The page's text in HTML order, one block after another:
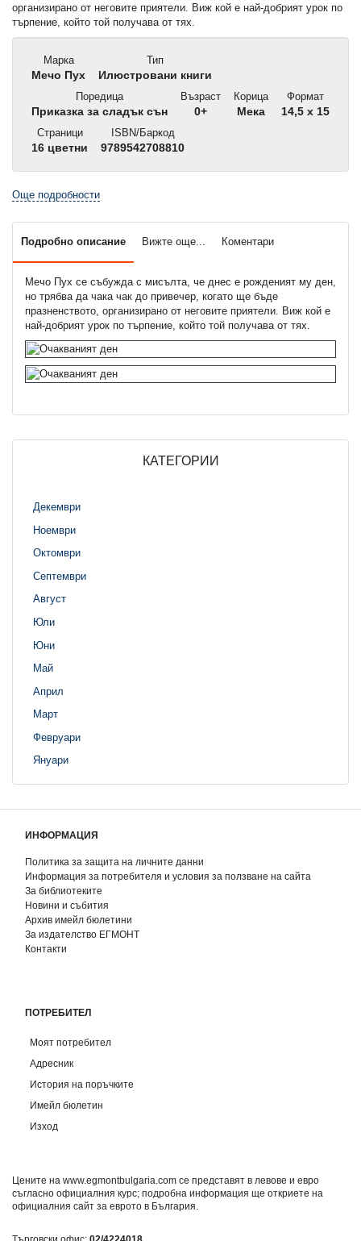
организирано от неговите приятели. Виж кой е най-добрият урок по
търпение, който той получава от тях.
Марка
Мечо Пух
Тип
Илюстровани книги
Поредица
Приказка за сладък сън
Възраст
0+
Корица
Мека
Формат
14,5 x 15
Страници
16 цветни
ISBN/Баркод
9789542708810
Още подробности
Подробно описание Вижте още... Коментари
Мечо Пух се събужда с мисълта, че днес е рожденият му ден,
но трябва да чака чак до привечер, когато ще бъде
празненството, организирано от неговите приятели. Виж кой е
най-добрият урок по търпение, който той получава от тях.
КАТЕГОРИИ
Декември
Ноември
Октомври
Септември
Август
Юли
Юни
Май
Април
Март
Февруари
Януари
ИНФОРМАЦИЯ
Политика за защита на личните данни
Информация за потребителя и условия за ползване на сайта
За библиотеките
Новини и събития
Архив имейл бюлетини
За издателство ЕГМОНТ
Контакти
ПОТРЕБИТЕЛ
Моят потребител
Адресник
История на поръчките
Имейл бюлетин
Изход
Цените на www.egmontbulgaria.com се представят в левове и евро
съгласно официалния курс; подробна информация ще откриете на
официалния сайт за еврото в България